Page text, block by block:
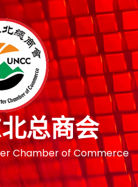
总商会
Chamber of Commerce